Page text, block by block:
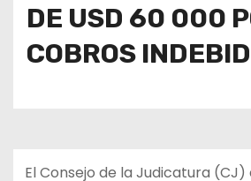
DE USD 60 000
COBROS
El Consejo de la Judicatura